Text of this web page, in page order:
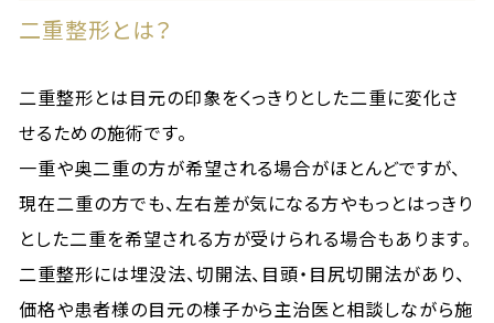
二重整形とは？
二重整形とは目元の印象をくっきりとした二重に変化さ
せるための施術です。
一重や奥二重の方が希望される場合がほとんどですが、
現在二重の方でも、左右差が気になる方やもっとはっきり
とした二重を希望される方が受けられる場合もあります。
二重整形には埋没法、切開法、目頭・目尻切開法があり、
価格や患者様の目元の様子から主治医と相談しながら施